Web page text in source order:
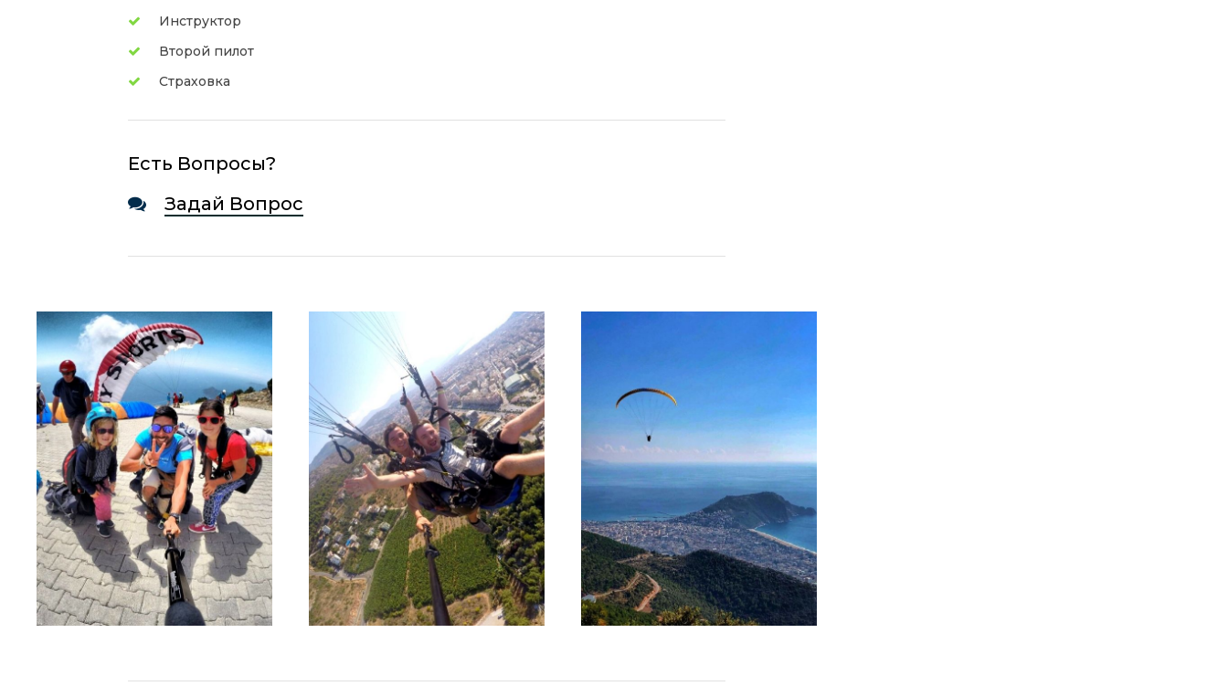
Инструктор
Второй пилот
Страховка
Есть Вопросы?
Задай Вопрос